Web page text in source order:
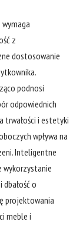
z
dostosowanie
podnosi
odpowiednich
trwałości i estetyki
wpływa na
Inteligentne
wykorzystanie
o
projektowania
meble i